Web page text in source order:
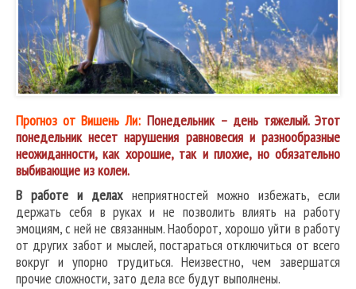
Прогноз от Вишень Ли: Понедельник – день тяжелый. Этот
понедельник несет нарушения равновесия и разнообразные
неожиданности, как хорошие, так и плохие, но обязательно
выбивающие из колеи.
В работе и делахнеприятностей можно избежать, если
держать себя в руках и не позволить влиять на работу
эмоциям, с ней не связанным. Наоборот, хорошо уйти в работу
от других забот и мыслей, постараться отключиться от всего
вокруг и упорно трудиться. Неизвестно, чем завершатся
прочие сложности, зато дела все будут выполнены.